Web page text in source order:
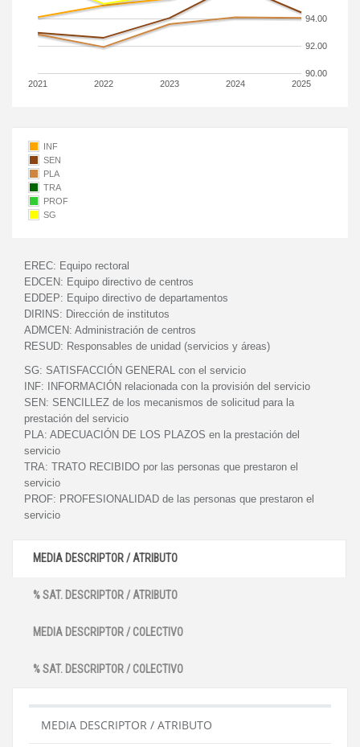
2021 2022 2023 2024 2025
90.00
92.00
94.00
INF
SEN
PLA
TRA
PROF
SG
EREC: Equipo rectoral
EDCEN: Equipo directivo de centros
EDDEP: Equipo directivo de departamentos
DIRINS: Dirección de institutos
ADMCEN: Administración de centros
RESUD: Responsables de unidad (servicios y áreas)
SG: SATISFACCIÓN GENERAL con el servicio
INF:
INFORMACIÓN relacionada con la provisión del servicio
SEN: SENCILLEZ de los mecanismos de solicitud para la
prestación del servicio
PLA: ADECUACIÓN DE LOS PLAZOS en la prestación del
servicio
TRA: TRATO RECIBIDO por las personas que prestaron el
servicio
PROF: PROFESIONALIDAD de las personas que prestaron el
servicio
MEDIA DESCRIPTOR / ATRIBUTO
% SAT. DESCRIPTOR / ATRIBUTO
MEDIA DESCRIPTOR / COLECTIVO
% SAT. DESCRIPTOR / COLECTIVO
MEDIA DESCRIPTOR / ATRIBUTO